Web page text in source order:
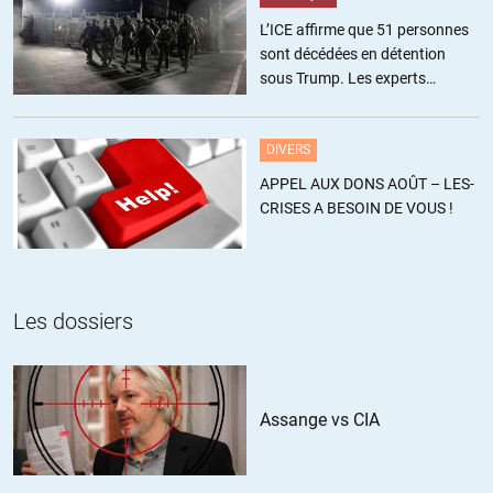
+9 ALERTER
Emmanuel//01.10.2015 à 00h29
Ce député Terrot me fait soudain désirer un effondrement global du
système bancaire, banques françaises incluses, histoire de lui
rabattre son caquet quant aux compétences unanimement
reconnues de ces géniaux banquiers.
De toute façon, avec une telle catastrophe il y aurait toujours des
chez certaines personnes : sans limite.
principes fondamentaux d’exercice du pouvoir, à l’instar de celui de
la séparation des pouvoirs. Principe n’est pas synonyme de procès
d’intention.
+3 ALERTER
L’ICE affirme que 51 personnes
sont décédées en détention
sous Trump. Les experts
DIVERS
APPEL AUX DONS AOÛT – LES-
CRISES A BESOIN DE VOUS !
Les dossiers
Assange vs CIA